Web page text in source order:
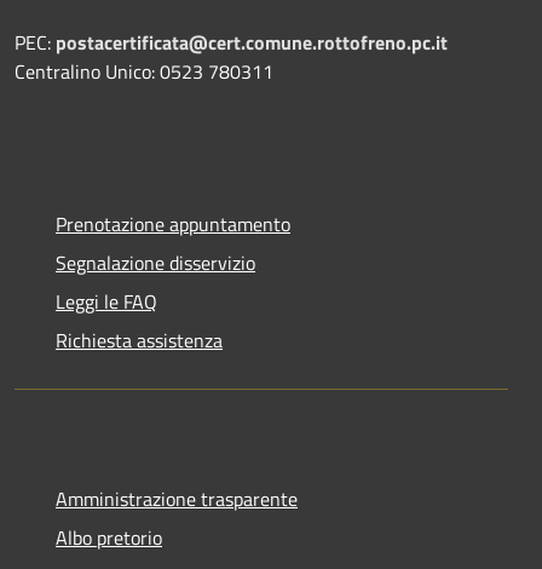
PEC: postacertificata@cert.comune.rottofreno.pc.it
Centralino Unico: 0523 780311
Prenotazione appuntamento
Segnalazione disservizio
Leggi le FAQ
Richiesta assistenza
Amministrazione trasparente
Albo pretorio